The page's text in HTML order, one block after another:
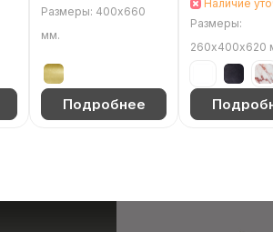
(Золотистый)
Размеры: 400х660
мм.
Подробнее
Наличие
Размеры:
260х400х620